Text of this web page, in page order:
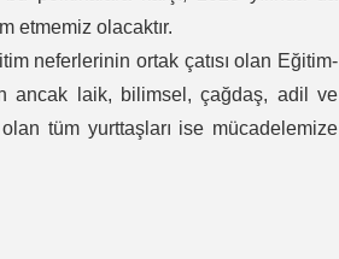
etmemiz olacaktır.
neferlerinin ortak çatısı olan Eğitim-
ancak laik, bilimsel, çağdaş, adil ve
tüm yurttaşları ise mücadelemize